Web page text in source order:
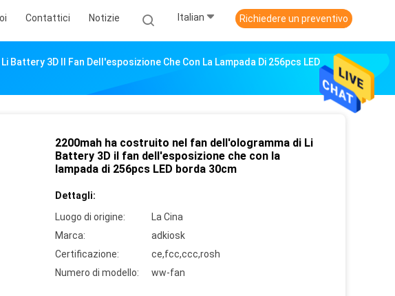
Contattici Notizie Italian Richiedere un preventivo
Battery 3D Il Fan Dell'esposizione Che Con La Lampada Di 256pcs LED
2200mah ha costruito nel fan dell'ologramma di Li
Battery 3D il fan dell'esposizione che con la
lampada di 256pcs LED borda 30cm
Dettagli:
Luogo di origine:
La Cina
Marca:
adkiosk
Certificazione:
ce,fcc,ccc,rosh
Numero di modello:
ww-fan